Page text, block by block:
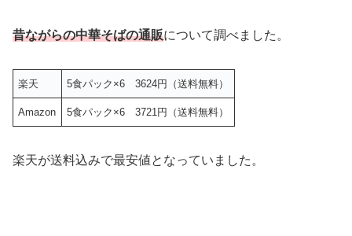
昔ながらの中華そばの通販について調べました。
楽天 5食パック×6 3624円（送料無料）
Amazon 5食パック×6 3721円（送料無料）
楽天が送料込みで最安値となっていました。